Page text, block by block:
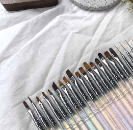
１．簡單：不需註冊會員、不需綁卡、不需
２．便利：只要手機號碼，簡訊認證，即可
３．安心：先確認商品／服務後，再付款。
【「AFTEE先享後付」結帳流程】
１．於結帳方式選擇「AFTEE先享後付」
結帳頁面，進行簡訊認證並確認金額後，即
２．訂單成立數日內，您將收到繳費通知簡
３．收到繳費通知簡訊後14天內，點擊此
ATM／網路銀行／等多元方式進行付款，方
※ 請注意：結帳手續完成當下不需立刻繳費
購買商品的店家。未經商家同意取消之訂單
後付繳納相關費用。
※ 交易是否成功請以「AFTEE先享後付 」
運送方式
全家取貨付款
每筆NT$70，滿NT$2,500(含以上)免運
付款後全家取貨
每筆NT$70，滿NT$2,500(含以上)免運
7-11取貨付款
每筆NT$70，滿NT$2,500(含以上)免運
付款後7-11取貨